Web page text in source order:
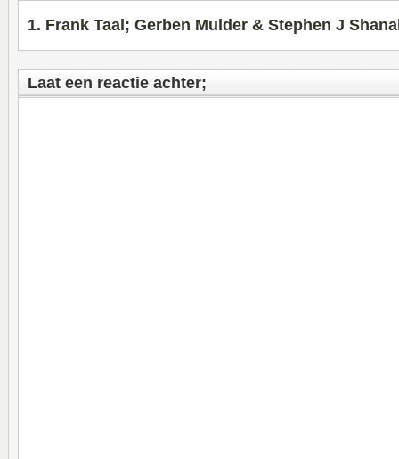
Frank Taal; Gerben Mulder & Stephen J
Laat een reactie achter;